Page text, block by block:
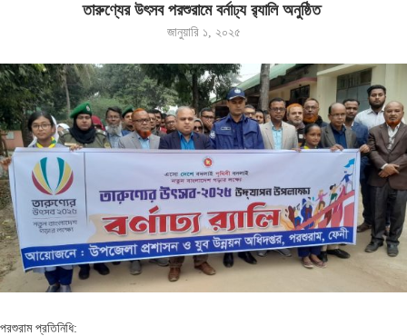
তারুণ্যের উৎসব পরশুরামে বর্নাঢ্য র‍্যালি অনুষ্ঠিত
জানুয়ারি ১, ২০২৫
পরশুরাম প্রতিনিধি: